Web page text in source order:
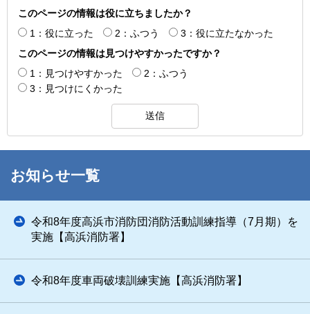
このページの情報は役に立ちましたか？
1：役に立った
2：ふつう
3：役に立たなかった
このページの情報は見つけやすかったですか？
1：見つけやすかった
2：ふつう
3：見つけにくかった
お知らせ一覧
令和8年度高浜市消防団消防活動訓練指導（7月期）を
実施【高浜消防署】
令和8年度車両破壊訓練実施【高浜消防署】